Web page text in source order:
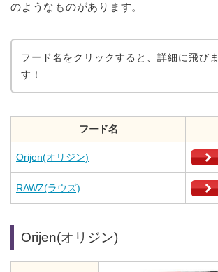
のようなものがあります。
フード名をクリックすると、詳細に飛びま
す！
フード名
Orijen(オリジン)
RAWZ(ラウズ)
Orijen(オリジン)